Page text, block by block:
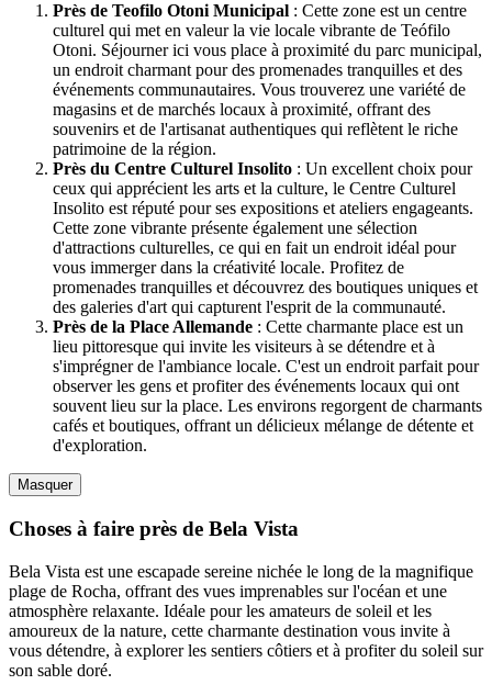
Près de Teofilo Otoni Municipal : Cette zone est un centre
culturel qui met en valeur la vie locale vibrante de Teófilo
Otoni. Séjourner ici vous place à proximité du parc municipal,
un endroit charmant pour des promenades tranquilles et des
événements communautaires. Vous trouverez une variété de
magasins et de marchés locaux à proximité, offrant des
souvenirs et de l'artisanat authentiques qui reflètent le riche
patrimoine de la région.
Près du Centre Culturel Insolito : Un excellent choix pour
ceux qui apprécient les arts et la culture, le Centre Culturel
Insolito est réputé pour ses expositions et ateliers engageants.
Cette zone vibrante présente également une sélection
d'attractions culturelles, ce qui en fait un endroit idéal pour
vous immerger dans la créativité locale. Profitez de
promenades tranquilles et découvrez des boutiques uniques et
des galeries d'art qui capturent l'esprit de la communauté.
Près de la Place Allemande : Cette charmante place est un
lieu pittoresque qui invite les visiteurs à se détendre et à
s'imprégner de l'ambiance locale. C'est un endroit parfait pour
observer les gens et profiter des événements locaux qui ont
souvent lieu sur la place. Les environs regorgent de charmants
cafés et boutiques, offrant un délicieux mélange de détente et
d'exploration.
Masquer
Choses à faire près de Bela Vista
Bela Vista est une escapade sereine nichée le long de la magnifique
plage de Rocha, offrant des vues imprenables sur l'océan et une
atmosphère relaxante. Idéale pour les amateurs de soleil et les
amoureux de la nature, cette charmante destination vous invite à
vous détendre, à explorer les sentiers côtiers et à profiter du soleil sur
son sable doré.